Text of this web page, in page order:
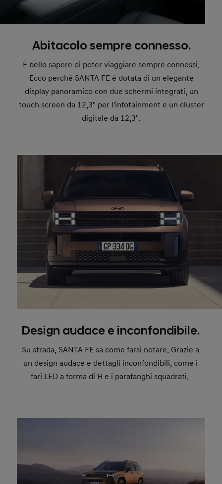
Abitacolo sempre connesso.
È bello sapere di poter viaggiare sempre connessi.
Ecco perché SANTA FE è dotata di un elegante
display panoramico con due schermi integrati, un
touch screen da 12,3" per l'infotainment e un cluster
digitale da 12,3".
Design audace e inconfondibile.
Su strada, SANTA FE sa come farsi notare. Grazie a
un design audace e dettagli inconfondibili, come i
fari LED a forma di H e i parafanghi squadrati.